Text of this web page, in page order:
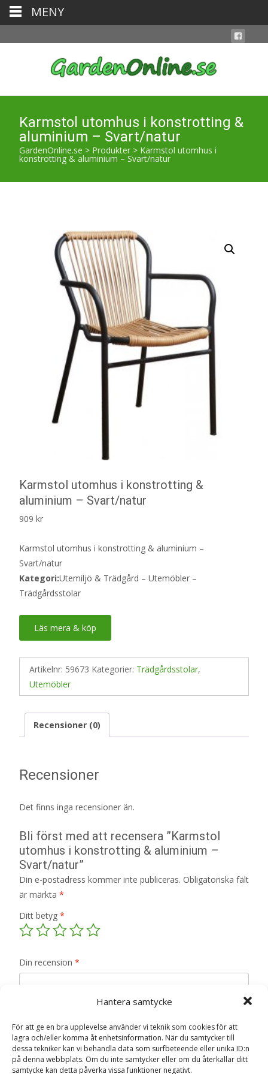
Hantera samtycke
För att ge en bra upplevelse använder vi teknik som cookies för att
lagra och/eller komma åt enhetsinformation. När du samtycker till
dessa tekniker kan vi behandla data som surfbeteende eller unika ID:n
på denna webbplats. Om du inte samtycker eller om du återkallar ditt
samtycke kan detta påverka vissa funktioner negativt.
Karmstol utomhus i konstrotting &
aluminium – Svart/natur
GardenOnline.se > Produkter > Karmstol utomhus i
konstrotting & aluminium – Svart/natur
Karmstol utomhus i konstrotting &
aluminium – Svart/natur
909 kr
Karmstol utomhus i konstrotting & aluminium –
Svart/natur
Kategori:Utemiljö & Trädgård – Utemöbler –
Trädgårdsstolar
Läs mera & köp
Artikelnr: 59673 Kategorier: Trädgårdsstolar,
Utemöbler
Recensioner (0)
Recensioner
Det finns inga recensioner än.
Bli först med att recensera ”Karmstol
utomhus i konstrotting & aluminium –
Svart/natur”
Din e-postadress kommer inte publiceras. Obligatoriska fält
är märkta *
Ditt betyg *
Din recension *
Namn*
E-post*
MENY